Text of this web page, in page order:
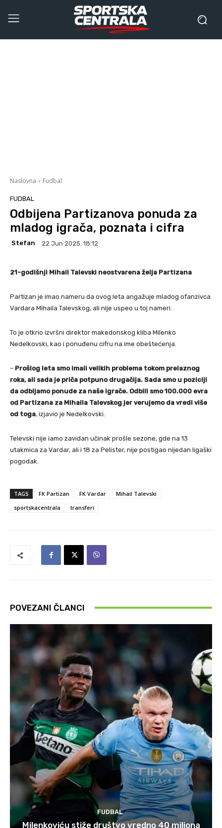
Naslovna Fudbal
FUDBAL
Odbijena Partizanova ponuda za
mladog igrača, poznata i cifra
Stefan 22 Jun 2025. 18:12
21-godišnji Mihail Talevski neostvarena želja Partizana
Partizan je imao nameru da ovog leta angažuje mladog ofanzivca
Vardara Mihaila Talevskog, ali nije uspeo u toj nameri.
To je otkrio izvršni direktor makedonskog kliba Milenko
Nedelkovski, kao i ponuđenu cifru na ime obeštećenja.
– Prošlog leta smo imali velikih problema tokom prelaznog
roka, ali sada je priča potpuno drugačija. Sada smo u poziciji
da odbijamo ponude za naše igrače. Odbili smo 100.000 evra
od Partizana za Mihaila Talevskog jer verujemo da vredi više
od toga, izjavio je Nedelkovski.
Televski nije iamo zavidan učinak prošle sezone, gde na 13
utakmica za Vardar, ali i 18 za Pelister, nije postigao nijedan ligaški
pogodak.
TAGS FK Partizan FK Vardar
Mihail Talevski
sportskacentrala
transferi
POVEZANI ČLANCI
FUDBAL
Milenkoviću stiže društvo vredno 40 miliona